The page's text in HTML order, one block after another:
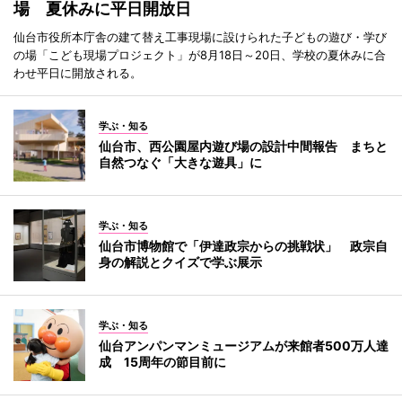
場 夏休みに平日開放日
仙台市役所本庁舎の建て替え工事現場に設けられた子どもの遊び・学び
の場「こども現場プロジェクト」が8月18日～20日、学校の夏休みに合
わせ平日に開放される。
学ぶ・知る
仙台市、西公園屋内遊び場の設計中間報告 まちと
自然つなぐ「大きな遊具」に
学ぶ・知る
仙台市博物館で「伊達政宗からの挑戦状」 政宗自
身の解説とクイズで学ぶ展示
学ぶ・知る
仙台アンパンマンミュージアムが来館者500万人達
成 15周年の節目前に